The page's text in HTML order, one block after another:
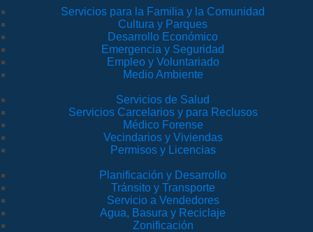
Servicios para la Familia y la Comunidad
Cultura y Parques
Desarrollo Económico
Emergencia y Seguridad
Empleo y Voluntariado
Medio Ambiente
Servicios de Salud
Servicios Carcelarios y para Reclusos
Médico Forense
Vecindarios y Viviendas
Permisos y Licencias
Planificación y Desarrollo
Tránsito y Transporte
Servicio a Vendedores
Agua, Basura y Reciclaje
Zonificación